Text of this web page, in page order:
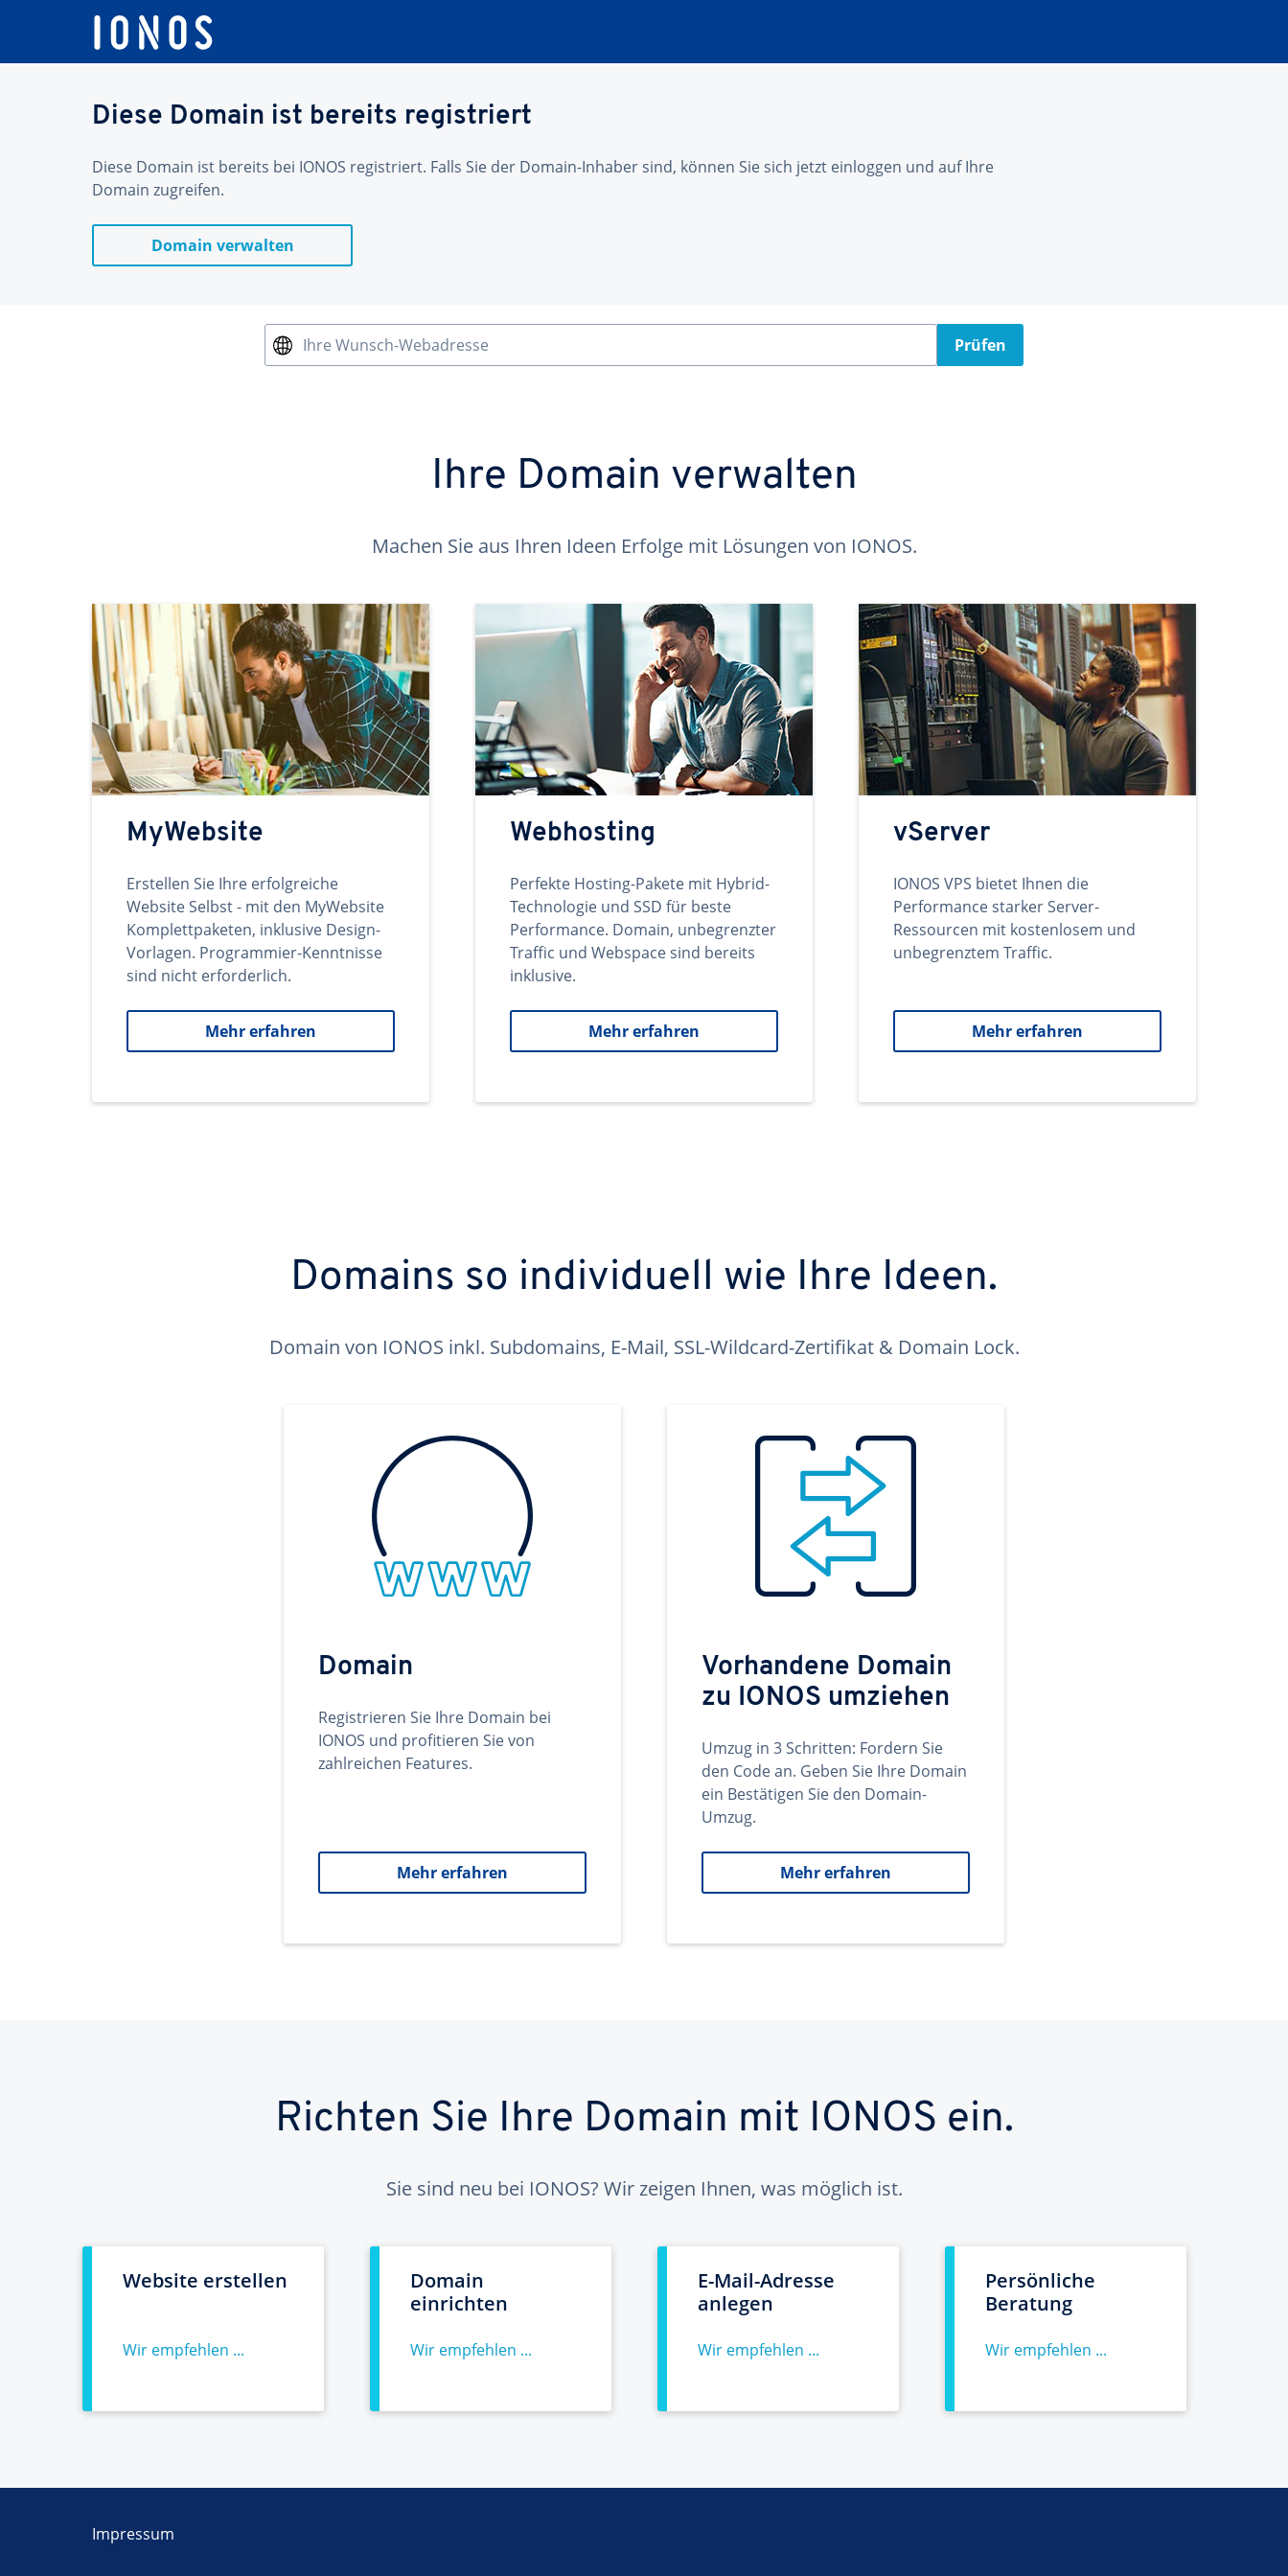
Diese Domain ist bereits registriert
Diese Domain ist bereits bei IONOS registriert. Falls Sie der Domain-Inhaber sind, können Sie sich jetzt einloggen und auf Ihre
Domain zugreifen.
Domain verwalten
Ihre Wunsch-Webadresse Prüfen
Ihre Domain verwalten
Machen Sie aus Ihren Ideen Erfolge mit Lösungen von IONOS.
MyWebsite
Erstellen Sie Ihre erfolgreiche
Website Selbst - mit den MyWebsite
Komplettpaketen, inklusive Design-
Vorlagen. Programmier-Kenntnisse
sind nicht erforderlich.
Mehr erfahren
Webhosting
Perfekte Hosting-Pakete mit Hybrid-
Technologie und SSD für beste
Performance. Domain, unbegrenzter
Traffic und Webspace sind bereits
inklusive.
Mehr erfahren
vServer
IONOS VPS bietet Ihnen die
Performance starker Server-
Ressourcen mit kostenlosem und
unbegrenztem Traffic.
Mehr erfahren
Domains so individuell wie Ihre Ideen.
Domain von IONOS inkl. Subdomains, E-Mail, SSL-Wildcard-Zertifikat & Domain Lock.
Domain
Registrieren Sie Ihre Domain bei
IONOS und profitieren Sie von
zahlreichen Features.
Mehr erfahren
Vorhandene Domain
zu IONOS umziehen
Umzug in 3 Schritten: Fordern Sie
den Code an. Geben Sie Ihre Domain
ein Bestätigen Sie den Domain-
Umzug.
Mehr erfahren
Richten Sie Ihre Domain mit IONOS ein.
Sie sind neu bei IONOS? Wir zeigen Ihnen, was möglich ist.
Website erstellen
Wir empfehlen ...
Domain
einrichten
Wir empfehlen ...
E-Mail-Adresse
anlegen
Wir empfehlen ...
Persönliche
Beratung
Wir empfehlen ...
Impressum